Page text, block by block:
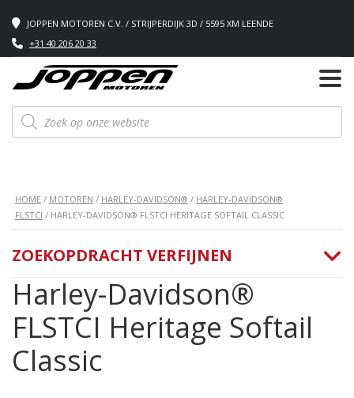
JOPPEN MOTOREN C.V. / STRIJPERDIJK 3D / 5595 XM LEENDE
+31 40 206 20 33
Producten
zoeken
HOME / MOTOREN / HARLEY-DAVIDSON® / HARLEY-DAVIDSON®
FLSTCI / HARLEY-DAVIDSON® FLSTCI HERITAGE SOFTAIL CLASSIC
Harley-Davidson®
FLSTCI Heritage Softail
Classic
ZOEKOPDRACHT VERFIJNEN